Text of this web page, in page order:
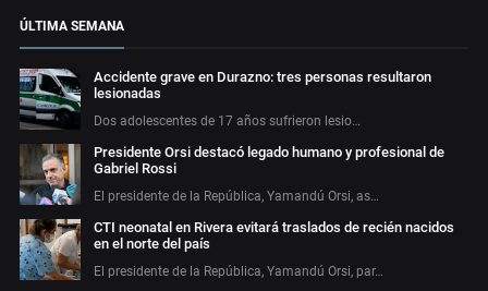
ÚLTIMA SEMANA
Accidente grave en Durazno: tres personas resultaron
lesionadas
Dos adolescentes de 17 años sufrieron lesio…
Presidente Orsi destacó legado humano y profesional de
Gabriel Rossi
El presidente de la República, Yamandú Orsi, as…
CTI neonatal en Rivera evitará traslados de recién nacidos
en el norte del país
El presidente de la República, Yamandú Orsi, par…